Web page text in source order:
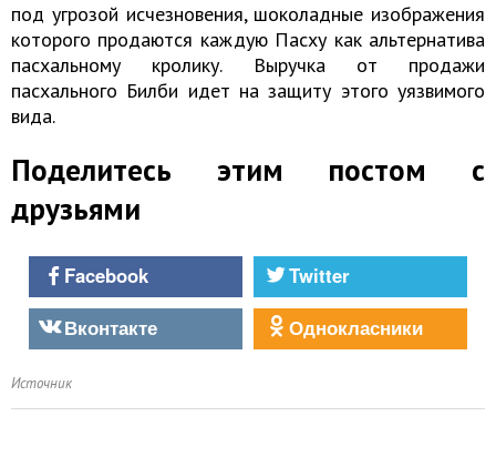
под угрозой исчезновения, шоколадные изображения
которого продаются каждую Пасху как альтернатива
пасхальному кролику. Выручка от продажи
пасхального Билби идет на защиту этого уязвимого
вида.
Поделитесь этим постом с
друзьями
Facebook
Twitter
Вконтакте
Однокласники
Источник